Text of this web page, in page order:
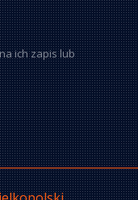
ich zapis lub